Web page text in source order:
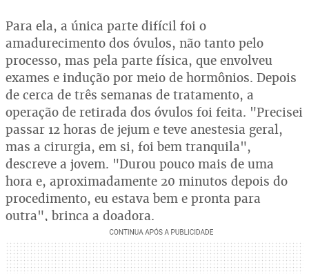
Para ela, a única parte difícil foi o
amadurecimento dos óvulos, não tanto pelo
processo, mas pela parte física, que envolveu
exames e indução por meio de hormônios. Depois
de cerca de três semanas de tratamento, a
operação de retirada dos óvulos foi feita. "Precisei
passar 12 horas de jejum e teve anestesia geral,
mas a cirurgia, em si, foi bem tranquila",
descreve a jovem. "Durou pouco mais de uma
hora e, aproximadamente 20 minutos depois do
procedimento, eu estava bem e pronta para
outra", brinca a doadora.